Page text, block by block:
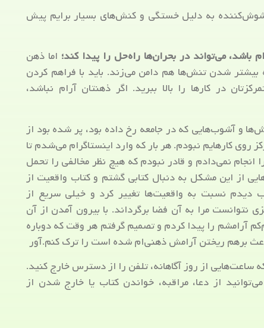
به دلیل خستگی و کنش‌های بسیار برایم پیش
باشد، می‌تواند در بحران‌ها راه‌حل را پیدا کند؛ اما ذهن
بیشتر شدن تنش‌ها هم دامن می‌زند. باید با فراهم کردن
در کارها را بالا ببرید. اگر ذهنتان آرام نباشد،
و آشوب‌هایی که در جامعه رخ داده بود، پر شده بود از
روی کارهایم نبودم. هر بار که وارد اینستاگرام می‌شدم تا
نمی‌دادم و قادر نبودم که هیچ نظر مخالفی را تحمل
از این مشکل به دنبال کتابی گشتم و کتاب واقعیت از
دیدم نسبت به واقعیت‌ها تغییر کرد و خیلی سریع از
مرا به آن فضا برگرداند. با بیرون آمدن از آن
آرامشم را پیدا کردم و تصمیم گرفتم هر وقت که دوباره
برهم ریختن آرامش ذهنی‌ام شده است را ترک کنم.آور
از روز آگاهانه، تلفن را از دسترس خارج کنید.
از دعا، مراقبه، خواندن کتاب یا خارج شدن از